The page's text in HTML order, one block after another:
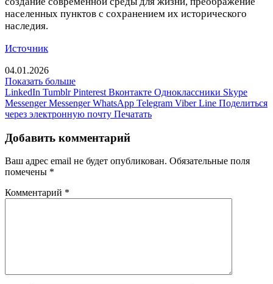
населенных пунктов с сохранением их исторического
наследия.
Источник
04.01.2026
Показать больше
LinkedIn Tumblr Pinterest Вконтакте Одноклассники Skype
Messenger Messenger WhatsApp Telegram Viber Line Поделиться
через электронную почту Печатать
Добавить комментарий
Ваш адрес email не будет опубликован. Обязательные поля
помечены *
Комментарий *